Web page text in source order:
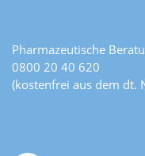
Pharmazeutische
0800 20 40 620
(kostenfrei aus dem dt.